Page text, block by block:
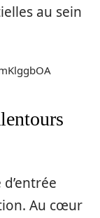
au sein
Au cœur